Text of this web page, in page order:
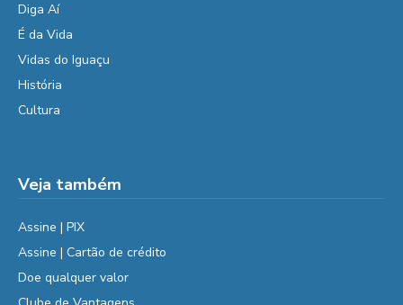
Diga Aí
É da Vida
Vidas do Iguaçu
História
Cultura
Veja também
Assine | PIX
Assine | Cartão de crédito
Doe qualquer valor